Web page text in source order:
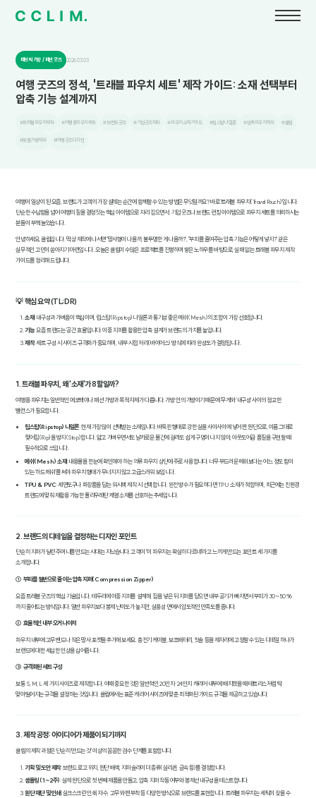
패브릭 가방 / 패션 굿즈 2026.03.03
여행 굿즈의 정석, '트래블 파우치 세트' 제작 가이드: 소재 선택부터
압축 기능 설계까지
#트래블파우치제작 #여행용파우치세트 #브랜드굿즈 #기업굿즈제작 #파우치소재가이드 #립스탑나일론 #압축파우치제작 #클림
#맞춤가방제작 #여행굿즈디자인
여행이 일상이 된 요즘, 브랜드가 고객의 가장 설레는 순간에 함께할 수 있는 방법은 무엇일까요? 바로 '트래블 파우치(Travel Pouch)'입니다.
단순한 수납함을 넘어 여행의 질을 결정짓는 핵심 아이템으로 자리 잡으면서, 기업 굿즈나 브랜드 런칭 아이템으로 파우치 세트를 의뢰하시는
분들이 부쩍 늘었습니다.
안녕하세요, 클림입니다. 막상 제작에 나서면 "망사형이 나을까, 불투명한 게 나을까?", "부피를 줄여주는 압축 기능은 어떻게 넣지?" 같은
실무적인 고민이 쏟아지기 마련입니다. 오늘은 클림이 수많은 프로젝트를 진행하며 쌓은 노하우를 바탕으로, 실패 없는 트래블 파우치 제작
가이드를 정리해 드립니다.
💡 핵심 요약 (TL;DR)
소재: 내구성과 가벼움이 핵심이며, 립스탑(Ripstop) 나일론과 통기성 좋은 메쉬(Mesh)의 조합이 가장 선호됩니다.
기능: 요즘 트렌드는 '공간 효율'입니다. 이중 지퍼를 활용한 압축 설계가 브랜드의 가치를 높입니다.
제작: 세트 구성 시 사이즈 규격화가 중요하며, 내부 시접 처리(바이어스) 방식에 따라 완성도가 결정됩니다.
1. 트래블 파우치, 왜 '소재'가 8할일까?
여행용 파우치는 일반적인 에코백이나 패션 가방과 목적 자체가 다릅니다. 가방 안의 가방이기 때문에 '무게'와 '내구성' 사이의 정교한
밸런스가 필요합니다.
립스탑(Ripstop) 나일론: 현재 가장 많이 선택받는 소재입니다. 바둑판 형태로 강한 실을 사이사이에 넣어 짠 원단으로, 이름 그대로
찢어짐(Rip)을 방지(Stop)합니다. 얇고 가벼우면서도 날카로운 물건에 걸려도 쉽게 구멍이 나지 않아, 아웃도어급 품질을 구현할 때
필수적으로 쓰입니다.
메쉬(Mesh) 소재: 내용물을 한눈에 확인해야 하는 의류 파우치 상단에 주로 사용합니다. 너무 부드러운 메쉬보다는 어느 정도 힘이
있는 '하드 메쉬'를 써야 파우치 형태가 무너지지 않고 고급스러워 보입니다.
TPU & PVC: 세면도구나 화장품을 담는 워시백 제작 시 선택합니다. 완전 방수가 필요하다면 TPU 소재가 적합하며, 최근에는 친환경
트렌드에 맞춰 재활용 가능한 폴리우레탄 계열 소재를 선호하는 추세입니다.
2. 브랜드의 디테일을 결정하는 디자인 포인트
단순히 지퍼가 달린 주머니를 만드는 시대는 지났습니다. 고객이 "이 파우치는 확실히 다르네"라고 느끼게 만드는 포인트 세 가지를
소개합니다.
① 부피를 절반으로 줄이는 압축 지퍼(Compression Zipper)
요즘 트래블 굿즈의 핵심 기술입니다. 테두리에 이중 지퍼를 설계해, 짐을 넣은 뒤 지퍼를 닫으면 내부 공기가 빠지면서 부피가 30~50%
까지 줄어드는 방식입니다. 일반 파우치보다 봉제 난이도가 높지만, 실용성 면에서 압도적인 만족도를 줍니다.
② 효율적인 내부 오거나이저
파우치 내부에 고무 밴드나 작은 망사 포켓을 추가해 보세요. 충전기 케이블, 보조배터리, 칫솔 등을 제자리에 고정할 수 있는 디테일 하나가
브랜드에 대한 세심한 인상을 심어줍니다.
③ 규격화된 세트 구성
보통 S, M, L 세 가지 사이즈로 제작합니다. 이때 중요한 것은 일반적인 20인치·24인치 캐리어 내부에 배치했을 때 테트리스처럼 딱
맞아떨어지는 규격을 설정하는 것입니다. 클림에서는 표준 캐리어 사이즈에 맞춘 최적화된 가이드 규격을 제공하고 있습니다.
3. 제작 공정: 아이디어가 제품이 되기까지
클림의 제작 과정은 단순히 '만드는 것' 이상의 꼼꼼한 검수 단계를 포함합니다.
기획 및 도안 제작: 브랜드 로고 위치, 원단 배색, 지퍼 슬라이더 종류(실리콘, 금속 등)를 결정합니다.
샘플링 (1~2주) : 실제 원단으로 첫 번째 제품을 만들고, 압축 지퍼 작동 여부와 봉제선 내구성을 테스트합니다.
원단 재단 및 인쇄: 실크스크린 인쇄, 자수, 고무 와펜 부착 등 다양한 방식으로 브랜드를 표현합니다. 트래블 파우치는 세탁이 잦을 수